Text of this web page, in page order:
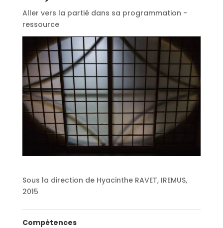
Aller vers la partié dans sa programmation -
ressource
Sous la direction de Hyacinthe RAVET, IREMUS,
2015
Compétences